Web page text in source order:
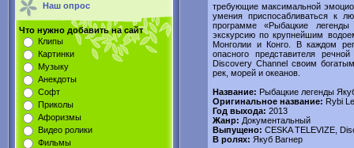
Наш опрос
Что нужно добавить на сайт
Клипы
Картинки
Музыку
Анекдоты
Софт
Приколы
Афоризмы
Видео ролики
Фильмы
требующие максимальной
умения приспосабливаться к
программе «Рыбацкие
экскурсию по крупнейшим
Монголии и Конго. В каждом
опасного представителя
Discovery Channel своим
рек, морей и океанов.
Название: Рыбацкие легенды
Оригинальное название: Rybi
Год выхода: 2013
Жанр: Документальный
Выпущено: CESKA TELEVIZE,
В ролях: Якуб Вагнер